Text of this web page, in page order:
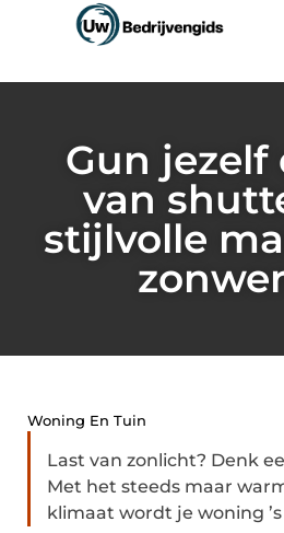
Gun jezelf
van
stijlvolle
Woning En Tuin
Last van zonlicht? Denk
Met het steeds maar
klimaat wordt je woning ’s